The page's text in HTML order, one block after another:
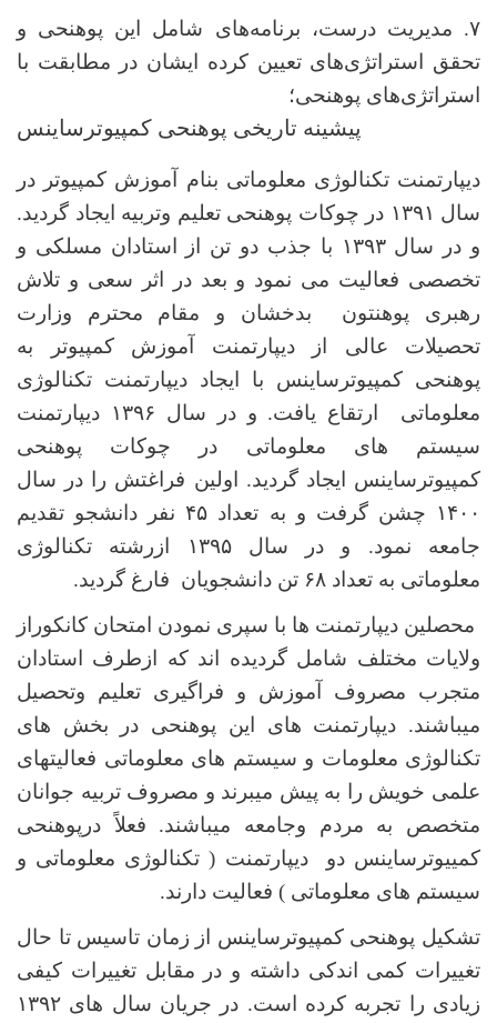
۷. مدیریت درست، برنامه‌های شامل این پوهنحی و
تحقق استراتژی‌های تعیین کرده ایشان در مطابقت با
استراتژی‌های پوهنحی؛
پیشینه تاریخی پوهنحی کمپیوترساینس
دیپارتمنت تکنالوژی معلوماتی بنام آموزش کمپیوتر در
سال ۱۳۹۱ در چوکات پوهنحی تعلیم وتربیه ایجاد گردید.
و در سال ۱۳۹۳ با جذب دو تن از استادان مسلکی و
تخصصی فعالیت می نمود و بعد در اثر سعی و تلاش
رهبری پوهنتون بدخشان و مقام محترم وزارت
تحصیلات عالی از دیپارتمنت آموزش کمپیوتر به
پوهنحی کمپیوترساینس با ایجاد دیپارتمنت تکنالوژی
معلوماتی ارتقاع یافت. و در سال ۱۳۹۶ دیپارتمنت
سیستم های معلوماتی در چوکات پوهنحی
کمپیوترساینس ایجاد گردید. اولین فراغتش را در سال
۱۴۰۰ چشن گرفت و به تعداد ۴۵ نفر دانشجو تقدیم
جامعه نمود. و در سال۱۳۹۵
ازرشته تکنالوژی
معلوماتی به تعداد ۶۸ تن دانشجویان فارغ گردید.
محصلین دیپارتمنت ها با سپری نمودن امتحان کانکوراز
ولایات مختلف شامل گردیده اند که ازطرف استادان
متجرب مصروف آموزش و فراگیری تعلیم وتحصیل
میباشند. دیپارتمنت های این پوهنحی در بخش های
تکنالوژی معلومات و سیستم های معلوماتی فعالیتهای
علمی خویش را به پیش میبرند و مصروف تربیه جوانان
متخصص به مردم وجامعه میباشند. فعلاً درپوهنحی
کمییوترساینس دو دیپارتمنت ( تکنالوژی معلوماتی و
سیستم های معلوماتی ) فعالیت دارند.
تشکیل پوهنحی کمپیوترساینس از زمان تاسیس تا حال
تغییرات کمی اندکی داشته و در مقابل تغییرات کیفی
زیادی را تجربه کرده است. در جریان سال های ۱۳۹۲